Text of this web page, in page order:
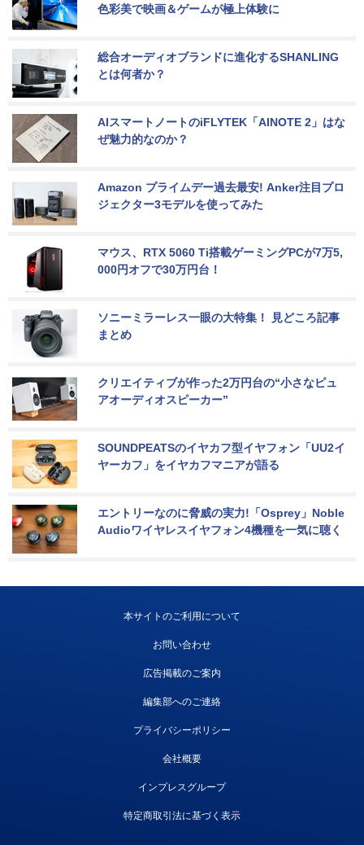
色彩美で映画＆ゲームが極上体験に
総合オーディオブランドに進化するSHANLING
とは何者か？
AIスマートノートのiFLYTEK「AINOTE 2」はな
ぜ魅力的なのか？
Amazon プライムデー過去最安! Anker注目プロ
ジェクター3モデルを使ってみた
マウス、RTX 5060 Ti搭載ゲーミングPCが7万5,
000円オフで30万円台！
ソニーミラーレス一眼の大特集！ 見どころ記事
まとめ
クリエイティブが作った2万円台の“小さなピュ
アオーディオスピーカー”
SOUNDPEATSのイヤカフ型イヤフォン「UU2イ
ヤーカフ」をイヤカフマニアが語る
エントリーなのに脅威の実力!「Osprey」Noble
Audioワイヤレスイヤフォン4機種を一気に聴く
本サイトのご利用について
お問い合わせ
広告掲載のご案内
編集部へのご連絡
プライバシーポリシー
会社概要
インプレスグループ
特定商取引法に基づく表示